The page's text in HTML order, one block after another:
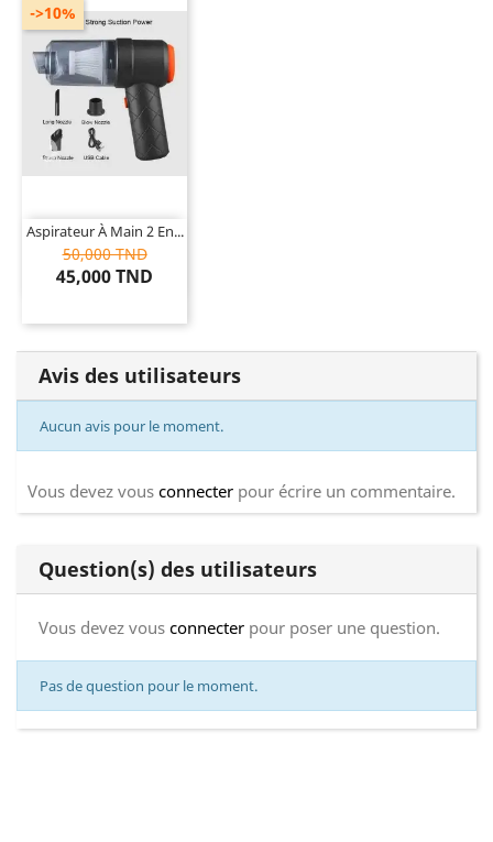
Aspirateur À Main 2 En...
50,000 TND
45,000 TND
->10%
Avis des utilisateurs
Aucun avis pour le moment.
Vous devez vous connecter pour écrire un commentaire.
Question(s) des utilisateurs
Vous devez vous connecter pour poser une question.
Pas de question pour le moment.